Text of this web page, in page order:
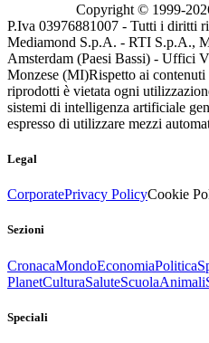
Copyright © 1999-
P.Iva 03976881007 - Tutti i diritti
Mediamond S.p.A. - RTI S.p.A.,
Amsterdam (Paesi Bassi) - Uffici
Monzese (MI)Rispetto ai contenuti
riprodotti è vietata ogni
sistemi di intelligenza artificiale
espresso di utilizzare mezzi
Legal
CorporatePrivacy PolicyCookie
Sezioni
CronacaMondoEconomiaPolitica
PlanetCulturaSaluteScuolaAnimali
Speciali